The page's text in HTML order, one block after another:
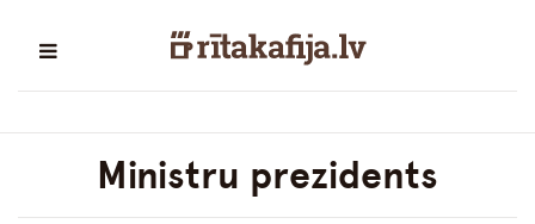
Ministru prezidents